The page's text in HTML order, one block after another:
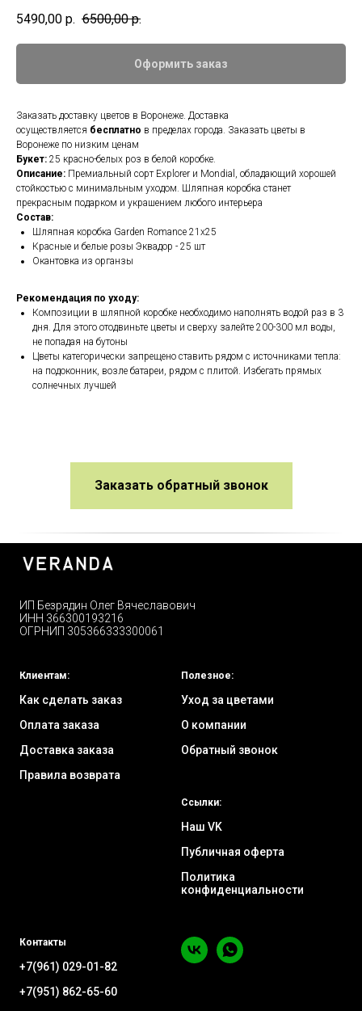
5490,00 р. 6500,00 р.
Оформить заказ
Заказать доставку цветов в Воронеже. Доставка
осуществляется бесплатно в пределах города. Заказать цветы в
Воронеже по низким ценам
Букет: 25 красно-белых роз в белой коробке.
Описание: Премиальный сорт Explorer и Mondial, обладающий хорошей
стойкостью с минимальным уходом. Шляпная коробка станет
прекрасным подарком и украшением любого интерьера
Состав:
Шляпная коробка Garden Romance 21x25
Красные и белые розы Эквадор - 25 шт
Окантовка из органзы
Рекомендация по уходу:
Композиции в шляпной коробке необходимо наполнять водой раз в 3
дня. Для этого отодвиньте цветы и сверху залейте 200-300 мл воды,
не попадая на бутоны
Цветы категорически запрещено ставить рядом с источниками тепла:
на подоконник, возле батареи, рядом с плитой. Избегать прямых
солнечных лучшей
Заказать обратный звонок
ИП Безрядин Олег Вячеславович
ИНН 366300193216
ОГРНИП 305366333300061
Клиентам:
Как сделать заказ
Оплата заказа
Доставка заказа
Правила возврата
Полезное:
Уход за цветами
О компании
Обратный звонок
Ссылки:
Наш VK
Публичная оферта
Политика
конфиденциальности
Контакты
+7(961) 029-01-82
+7(951) 862-65-60